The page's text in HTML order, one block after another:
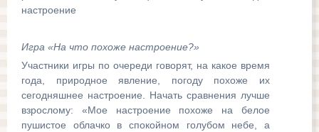
настроение
Игра «На что похоже настроение?»
Участники игры по очереди говорят, на какое время
года, природное явление, погоду похоже их
сегодняшнее настроение. Начать сравнения лучше
взрослому: «Мое настроение похоже на белое
пушистое облачко в спокойном голубом небе, а